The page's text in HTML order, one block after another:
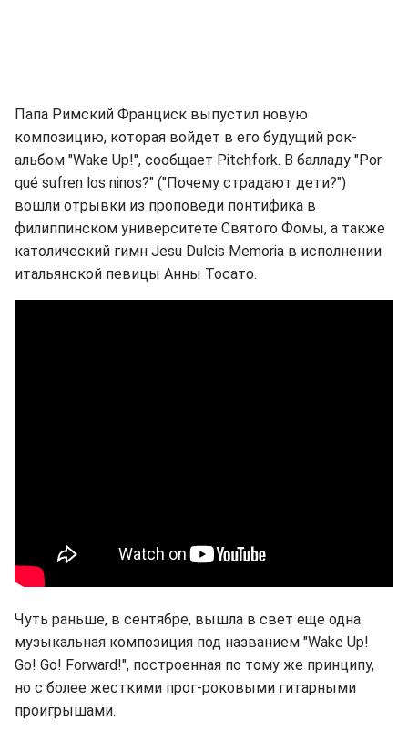
Папа Римский Франциск выпустил новую
композицию, которая войдет в его будущий рок-
альбом "Wake Up!", сообщает Pitchfork. В балладу "Por
qué sufren los ninos?" ("Почему страдают дети?")
вошли отрывки из проповеди понтифика в
филиппинском университете Святого Фомы, а также
католический гимн Jesu Dulcis Memoria в исполнении
итальянской певицы Анны Тосато.
Чуть раньше, в сентябре, вышла в свет еще одна
музыкальная композиция под названием "Wake Up!
Go! Go! Forward!", построенная по тому же принципу,
но с более жесткими прог-роковыми гитарными
проигрышами.